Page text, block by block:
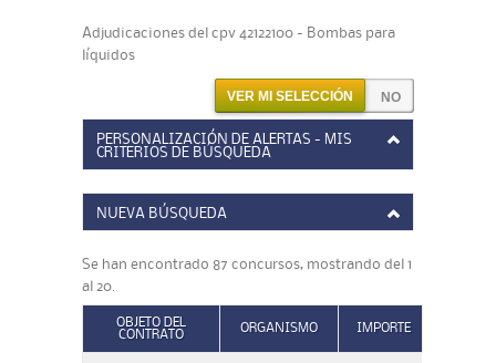
Adjudicaciones del cpv 42122100 - Bombas para
líquidos
VER MI SELECCIÓN
PERSONALIZACIÓN DE ALERTAS - MIS
CRITERIOS DE BÚSQUEDA
NUEVA BÚSQUEDA
Se han encontrado 87 concursos, mostrando del 1
al 20.
OBJETO DEL
CONTRATO
ORGANISMO IMPORTE